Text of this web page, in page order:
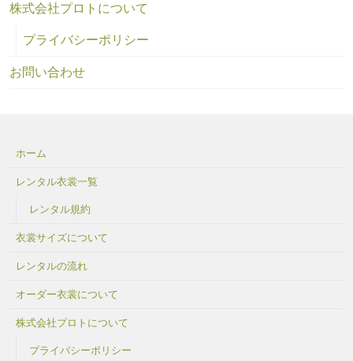
株式会社プロトについて
プライバシーポリシー
お問い合わせ
ホーム
レンタル衣裳一覧
レンタル規約
衣裳サイズについて
レンタルの流れ
オーダー衣裳について
株式会社プロトについて
プライバシーポリシー